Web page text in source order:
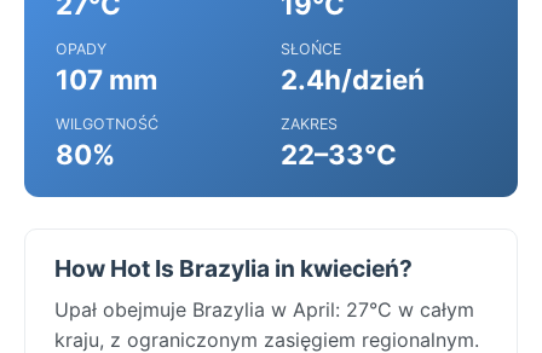
OPADY
107 mm
SŁOŃCE
2.4h/dzień
WILGOTNOŚĆ
80%
ZAKRES
22–33°C
How Hot Is Brazylia in kwiecień?
Upał obejmuje Brazylia w April: 27°C w całym
kraju, z ograniczonym zasięgiem regionalnym.